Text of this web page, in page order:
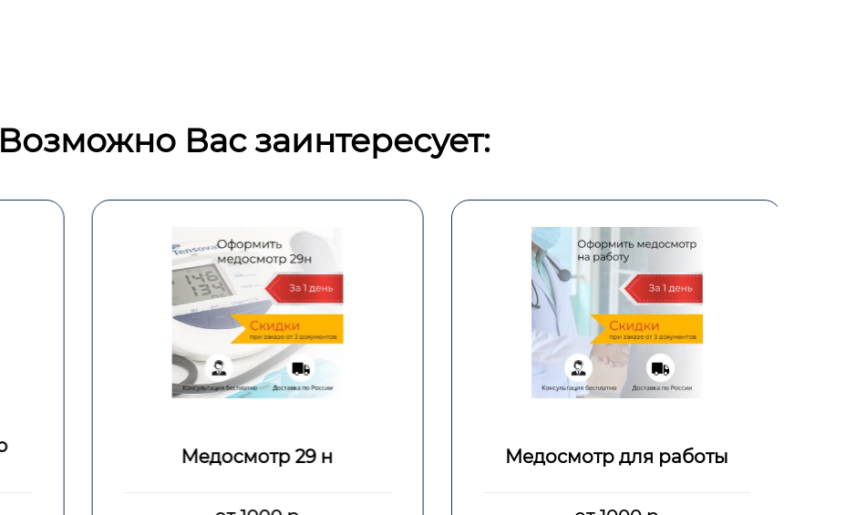
Возможно Вас заинтересует:
Медосмотр 29 н Медосмотр для работы